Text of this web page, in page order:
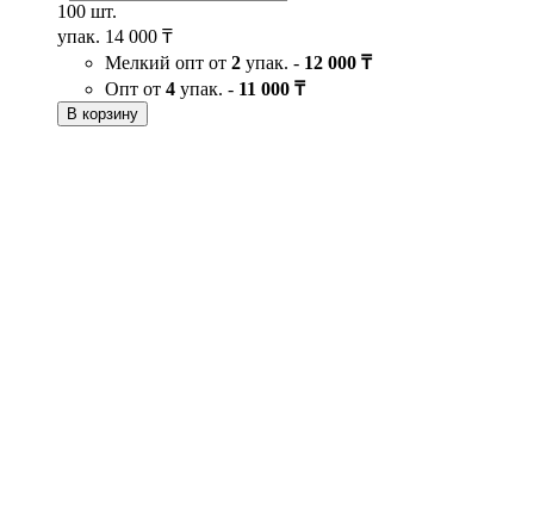
100 шт.
упак. 14 000 ₸
Мелкий опт от 2 упак. - 12 000 ₸
Опт от 4 упак. - 11 000 ₸
В корзину